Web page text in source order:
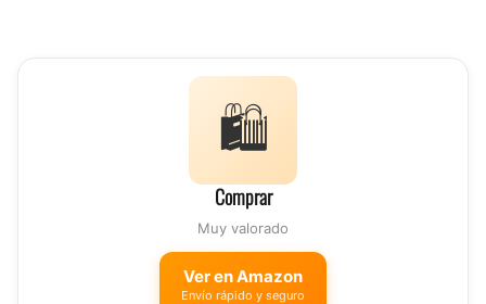
🛍️
Comprar
Muy valorado
Ver en Amazon
Envío rápido y seguro